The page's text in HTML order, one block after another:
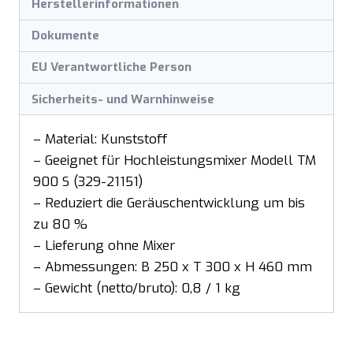
Herstellerinformationen
Dokumente
EU Verantwortliche Person
Sicherheits- und Warnhinweise
– Material: Kunststoff
– Geeignet für Hochleistungsmixer Modell TM
900 S (329-21151)
– Reduziert die Geräuschentwicklung um bis
zu 80 %
– Lieferung ohne Mixer
– Abmessungen: B 250 x T 300 x H 460 mm
– Gewicht (netto/bruto): 0,8 / 1 kg